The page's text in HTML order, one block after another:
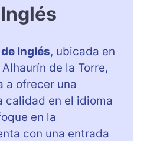
Inglés, ubicada en
de la Torre,
a ofrecer una
calidad en el idioma
en la
con una entrada